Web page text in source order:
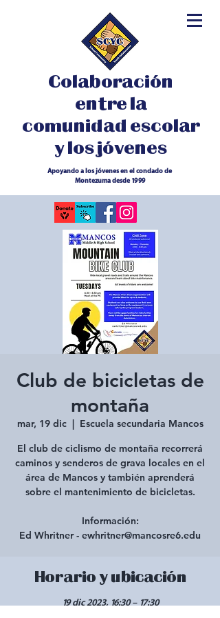
Colaboración
entre la
comunidad escolar
y los jóvenes
Apoyando a los jóvenes en el condado de
Montezuma desde 1999
Club de bicicletas de
montaña
mar, 19 dic
  |
Escuela secundaria Mancos
El club de ciclismo de montaña recorrerá
caminos y senderos de grava locales en el
área de Mancos y también aprenderá
sobre el mantenimiento de bicicletas.
Información:
Ed Whritner - ewhritner@mancosre6.edu
Horario y ubicación
19 dic 2023, 16:30 – 17:30